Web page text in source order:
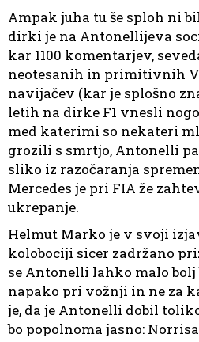
Ampak juha tu še sploh ni
dirki je na Antonellijeva
kar 1100 komentarjev,
neotesanih in primitivnih
navijačev (kar je splošno
letih na dirke F1 vnesli
med katerimi so nekateri
grozili s smrtjo, Antonelli
sliko iz razočaranja
Mercedes je pri FIA že
ukrepanje.
Helmut Marko je v svoji
kolobociji sicer zadržano
se Antonelli lahko malo bolj
napako pri vožnji in ne za
je, da je Antonelli dobil
bo popolnoma jasno: